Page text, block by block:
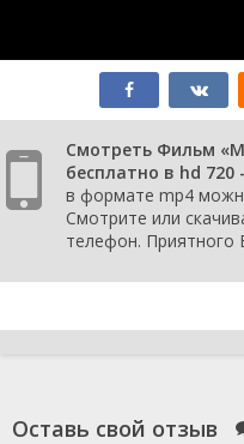
Смотреть Фильм
бесплатно в hd 720
в формате mp4
Смотрите или
телефон. Приятного
Оставь свой отзыв